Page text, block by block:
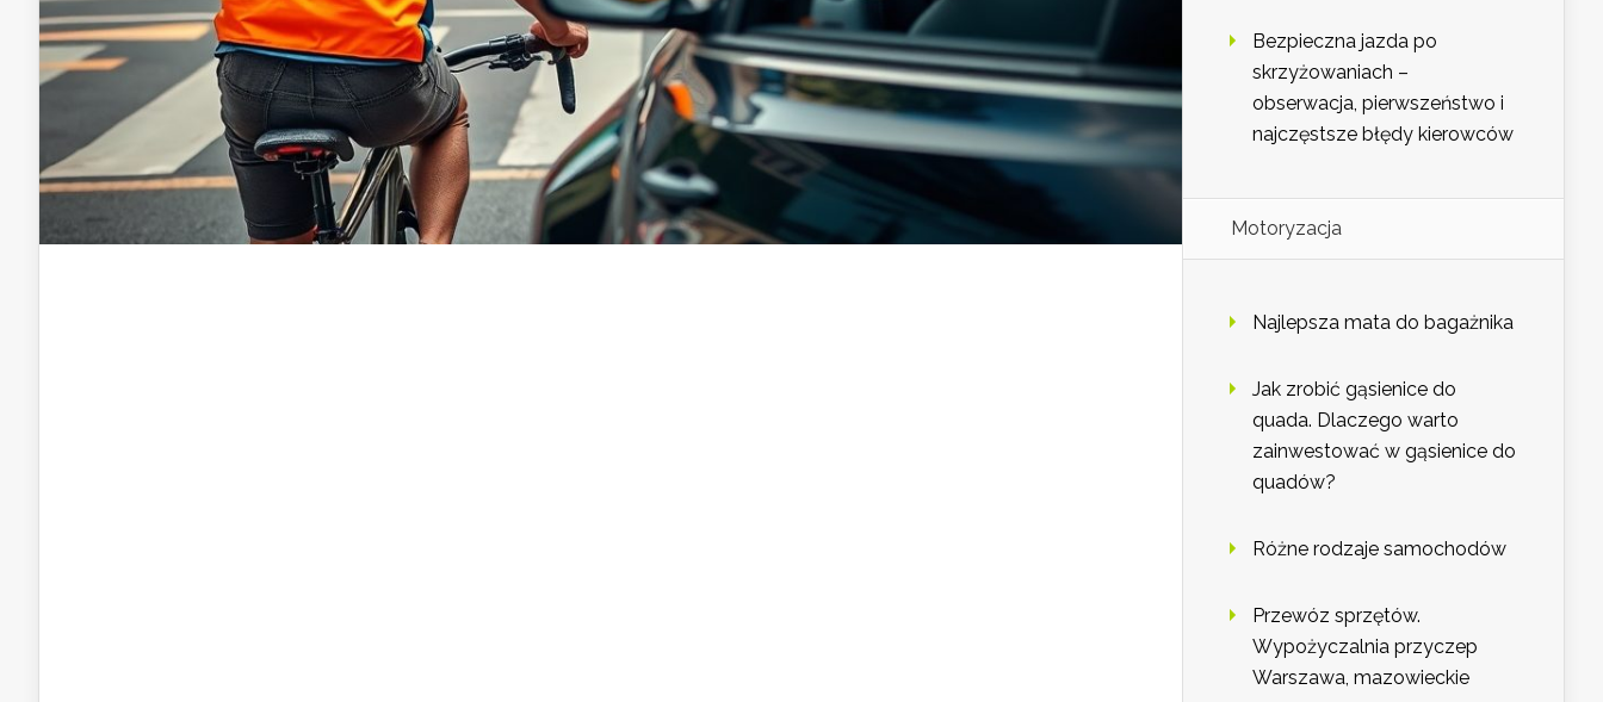
Bezpieczna jazda po
skrzyżowaniach –
obserwacja, pierwszeństwo i
najczęstsze błędy kierowców
Motoryzacja
Najlepsza mata do bagażnika
Jak zrobić gąsienice do
quada. Dlaczego warto
zainwestować w gąsienice do
quadów?
Różne rodzaje samochodów
Przewóz sprzętów.
Wypożyczalnia przyczep
Warszawa, mazowieckie